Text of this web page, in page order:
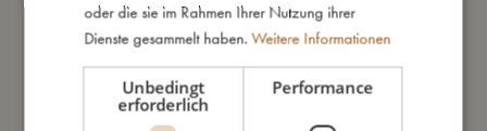
So groß bin ich
Daraus bin ich gemacht
oder die sie im Rahmen Ihrer Nutzung ihrer
Dienste gesammelt haben. Weitere Informationen
Unbedingt
erforderlich
Performance